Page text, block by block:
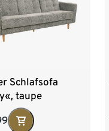
Schlafsofa
taupe